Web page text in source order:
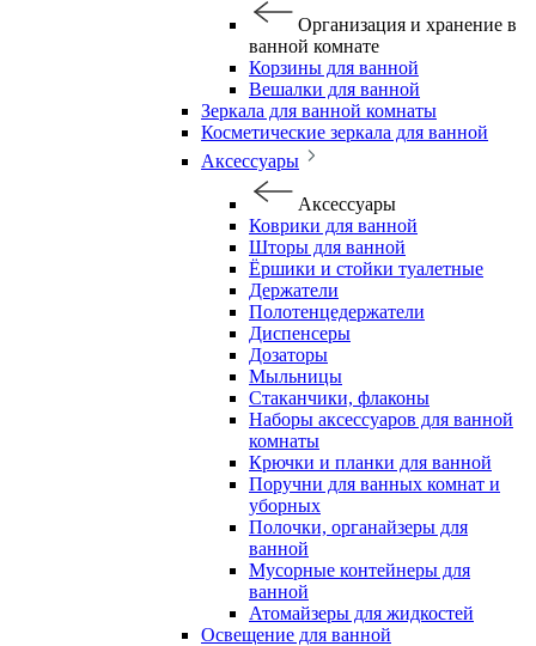
Организация и хранение в
ванной комнате
Корзины для ванной
Вешалки для ванной
Зеркала для ванной комнаты
Косметические зеркала для ванной
Аксессуары
Аксессуары
Коврики для ванной
Шторы для ванной
Ёршики и стойки туалетные
Держатели
Полотенцедержатели
Диспенсеры
Дозаторы
Мыльницы
Стаканчики, флаконы
Наборы аксессуаров для ванной
комнаты
Крючки и планки для ванной
Поручни для ванных комнат и
уборных
Полочки, органайзеры для
ванной
Мусорные контейнеры для
ванной
Атомайзеры для жидкостей
Освещение для ванной